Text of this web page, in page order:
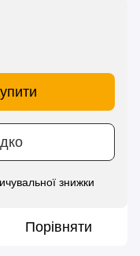
знижки
Порівняти